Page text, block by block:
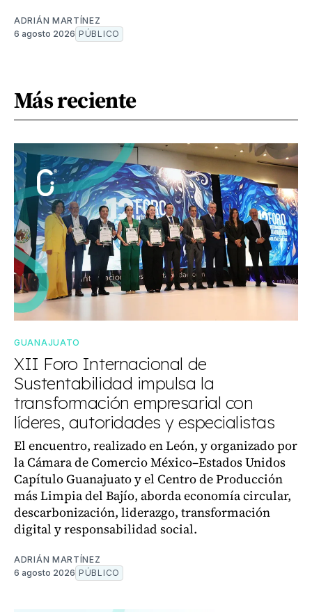
ADRIÁN MARTÍNEZ
6 agosto 2026 PÚBLICO
Más reciente
GUANAJUATO
XII Foro Internacional de
Sustentabilidad impulsa la
transformación empresarial con
líderes, autoridades y especialistas
El encuentro, realizado en León, y organizado por
la Cámara de Comercio México–Estados Unidos
Capítulo Guanajuato y el Centro de Producción
más Limpia del Bajío, aborda economía circular,
descarbonización, liderazgo, transformación
digital y responsabilidad social.
ADRIÁN MARTÍNEZ
6 agosto 2026 PÚBLICO